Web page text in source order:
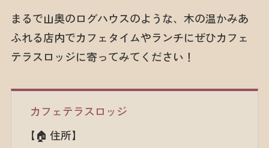
まるで山奥のログハウスのような、木の温かみあ
ふれる店内でカフェタイムやランチにぜひカフェ
テラスロッジに寄ってみてください！
カフェテラスロッジ
【🏠 住所】